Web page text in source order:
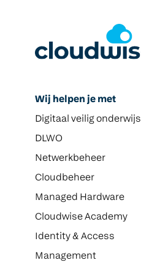
Wij helpen je met
Digitaal veilig onderwijs
DLWO
Netwerkbeheer
Cloudbeheer
Managed Hardware
Cloudwise Academy
Identity & Access
Management